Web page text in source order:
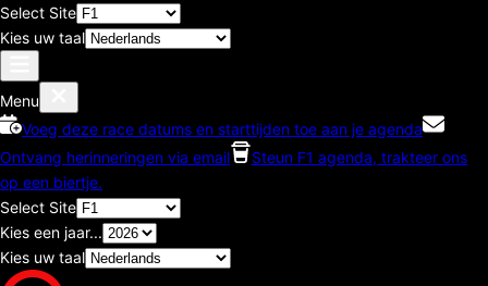
Select Site
Kies uw taal
Menu
Voeg deze race datums en starttijden toe aan je agenda
Ontvang herinneringen via email
Steun F1 agenda, trakteer ons
op een biertje.
Select Site
Kies een jaar...
Kies uw taal